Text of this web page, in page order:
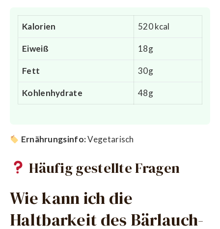
Kalorien 520 kcal
Eiweiß 18g
Fett 30g
Kohlenhydrate 48g
Ernährungsinfo:Vegetarisch
Häufig gestellte Fragen
Wie kann ich die
Haltbarkeit des Bärlauch-